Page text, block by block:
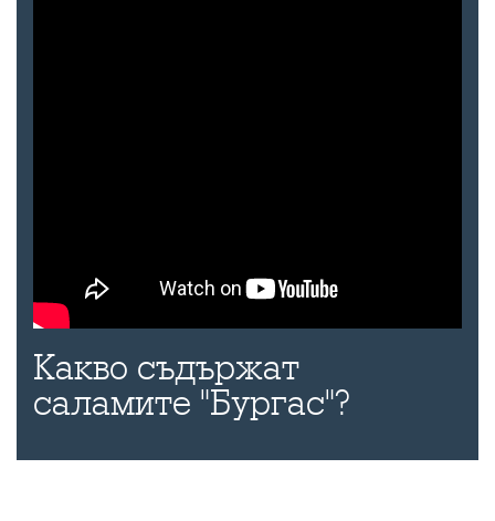
Какво съдържат
саламите "Бургас"?